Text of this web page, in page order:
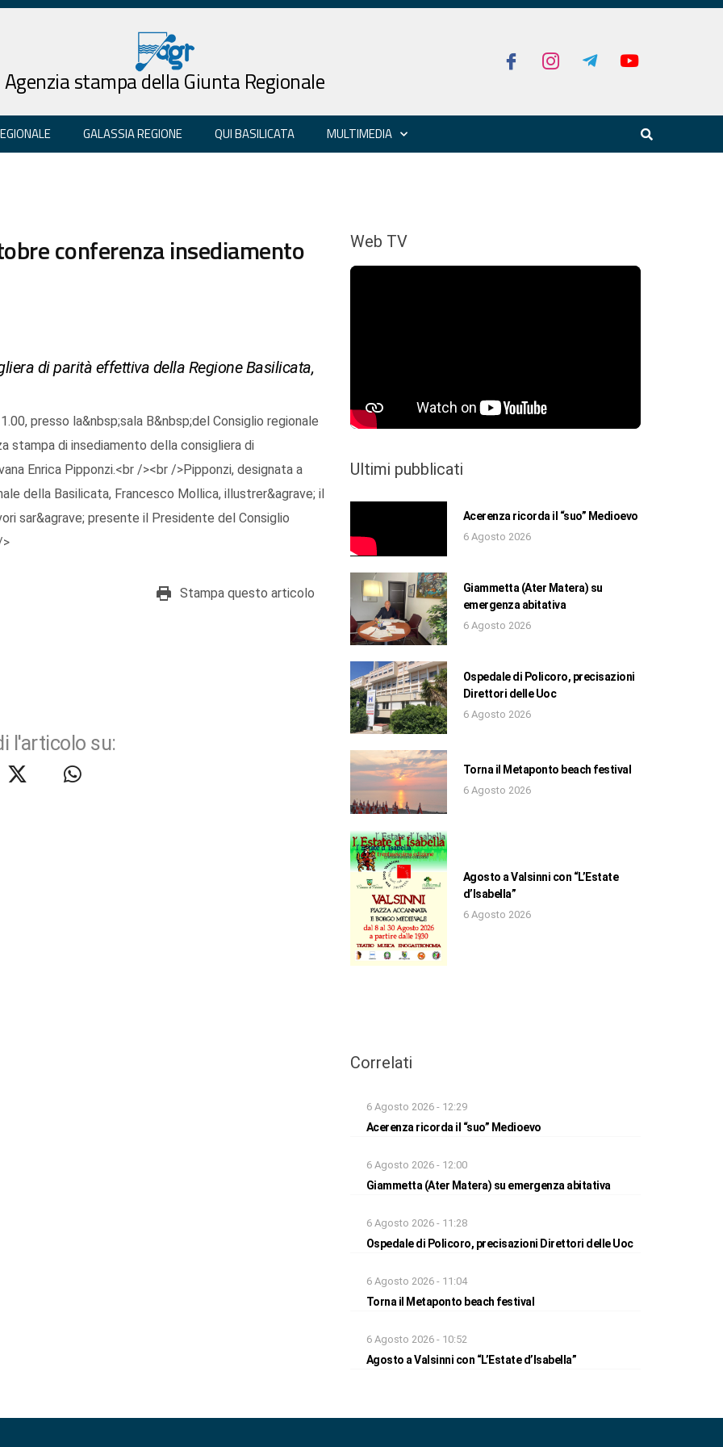
Agenzia stampa della Giunta Regionale
GALASSIA REGIONE QUI BASILICATA MULTIMEDIA
conferenza insediamento
di parità effettiva della Regione Basilicata,
presso la&nbsp;sala B&nbsp;del Consiglio regionale
stampa di insediamento della consigliera di
Enrica Pipponzi.<br /><br />Pipponzi, designata a
della Basilicata, Francesco Mollica, illustrer&agrave; il
sar&agrave; presente il Presidente del Consiglio
Stampa questo articolo
l'articolo su:
Web TV
Ultimi pubblicati
Acerenza ricorda il “suo” Medioevo
6 Agosto 2026
Giammetta (Ater Matera) su
emergenza abitativa
6 Agosto 2026
Ospedale di Policoro, precisazioni
Direttori delle Uoc
6 Agosto 2026
Torna il Metaponto beach festival
6 Agosto 2026
Agosto a Valsinni con “L’Estate
d’Isabella”
6 Agosto 2026
Correlati
6 Agosto 2026 - 12:29
Acerenza ricorda il “suo” Medioevo
6 Agosto 2026 - 12:00
Giammetta (Ater Matera) su emergenza abitativa
6 Agosto 2026 - 11:28
Ospedale di Policoro, precisazioni Direttori delle Uoc
6 Agosto 2026 - 11:04
Torna il Metaponto beach festival
6 Agosto 2026 - 10:52
Agosto a Valsinni con “L’Estate d’Isabella”